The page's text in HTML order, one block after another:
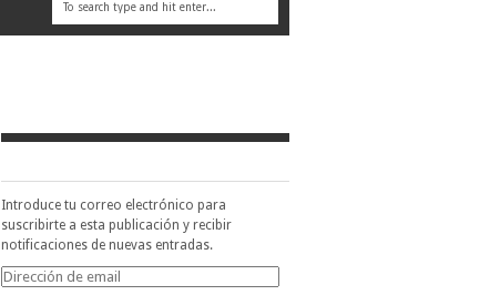
Introduce tu correo electrónico para
suscribirte a esta publicación y recibir
notificaciones de nuevas entradas.
Dirección